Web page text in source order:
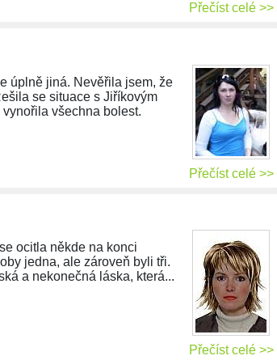
Přečíst celé >>
úplně jiná. Nevěřila jsem, že
se situace s Jiříkovým
všechna bolest.
Přečíst celé >>
ocitla někde na konci
jedna, ale zároveň byli tři.
a nekonečná láska, která...
Přečíst celé >>